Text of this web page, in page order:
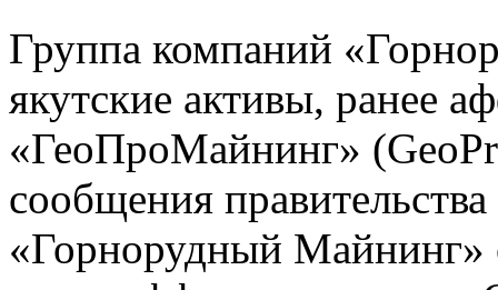
Группа компаний
якутские активы, ранее
«ГеоПроМайнинг»
сообщения
«Горнорудный Майнинг»